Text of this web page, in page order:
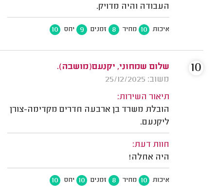
העבודה והיה מדויק.
איכות 10 מחיר 8 זמנים 9 יחס 10
שלום שמחוני, יקנעם(מושבה).
משוב: 25/12/2025
תיאור השירות:
הובלת משרד בן ארבעה חדרים מקדימה-צורן
ליקנעם.
חוות דעת:
היה אחלה!
איכות 10 מחיר 8 זמנים 10 יחס 10
10